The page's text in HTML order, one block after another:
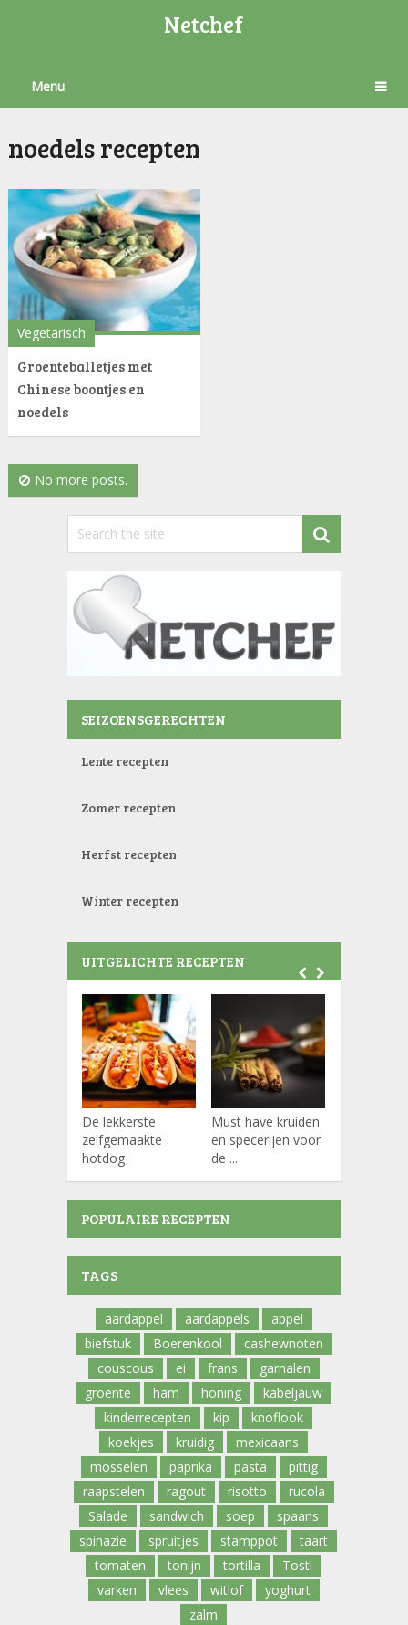
Netchef
Menu
noedels recepten
Vegetarisch
Groenteballetjes met
Chinese boontjes en
noedels
No more posts.
SEIZOENSGERECHTEN
Lente recepten
Zomer recepten
Herfst recepten
Winter recepten
UITGELICHTE RECEPTEN
De lekkerste
zelfgemaakte
hotdog
Must have kruiden
en specerijen voor
de ...
POPULAIRE RECEPTEN
TAGS
aardappel aardappels
appel
biefstuk
Boerenkool
cashewnoten
couscous
ei frans
garnalen
groente
ham honing
kabeljauw
kinderrecepten
kip
knoflook
koekjes
kruidig
mexicaans
mosselen
paprika pasta
pittig
raapstelen
ragout risotto
rucola
Salade
sandwich soep
spaans
spinazie
spruitjes stamppot
taart
tomaten
tonijn tortilla
Tosti
varken
vlees witlof
yoghurt
zalm